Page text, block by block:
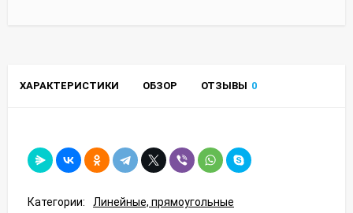
ХАРАКТЕРИСТИКИ ОБЗОР ОТЗЫВЫ 0
Категории:
Линейные, прямоугольные